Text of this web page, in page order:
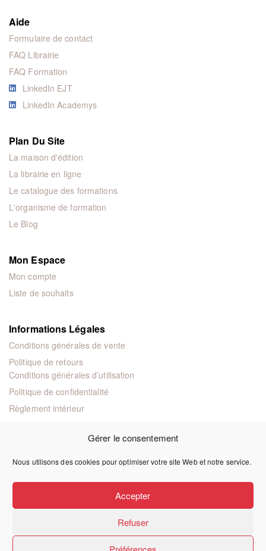
Gérer le consentement
Nous utilisons des cookies pour optimiser votre site Web et notre service.
Accepter
Refuser
Aide
Formulaire de contact
FAQ Librairie
FAQ Formation
LinkedIn EJT
LinkedIn Academys
Plan Du Site
La maison d'édition
La librairie en ligne
Le catalogue des formations
L'organisme de formation
Le Blog
Mon Espace
Mon compte
Liste de souhaits
Informations Légales
Conditions générales de vente
Politique de retours
Conditions générales d’utilisation
Politique de confidentialité
Règlement intérieur
© 2024 Éditions juridiques et techniques